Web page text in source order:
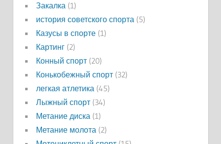
Закалка(1)
история советского спорта(5)
Казусы в спорте(1)
Картинг(2)
Конный спорт(20)
Конькобежный спорт(32)
легкая атлетика(45)
Лыжный спорт(34)
Метание диска(1)
Метание молота(2)